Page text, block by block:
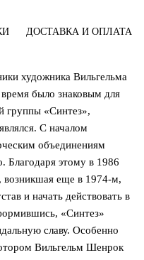
ДОСТАВКА И ОПЛАТА
художника Вильгельма
было знаковым для
группы «Синтез»,
С началом
объединениям
Благодаря этому в 1986
возникшая еще в 1974-м,
и начать действовать в
«Синтез»
славу. Особенно
Вильгельм Шенрок